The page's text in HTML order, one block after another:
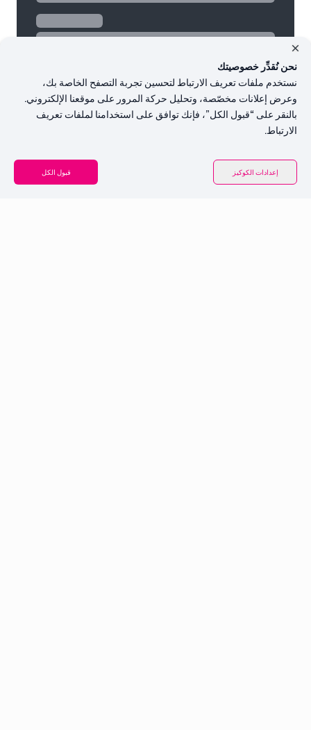
نحن نُقدِّر خصوصيتك
نستخدم ملفات تعريف الارتباط لتحسين تجربة التصفح الخاصة بك،
وعرض إعلانات مخصّصة، وتحليل حركة المرور على موقعنا الإلكتروني.
بالنقر على “قبول الكل”، فإنك توافق على استخدامنا لملفات تعريف
الارتباط.
إعدادات الكوكيز قبول الكل